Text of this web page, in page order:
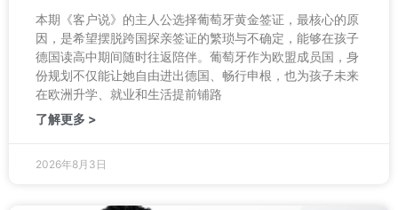
本期《客户说》的主人公选择葡萄牙黄金签证，最核心的原
因，是希望摆脱跨国探亲签证的繁琐与不确定，能够在孩子
德国读高中期间随时往返陪伴。葡萄牙作为欧盟成员国，身
份规划不仅能让她自由进出德国、畅行申根，也为孩子未来
在欧洲升学、就业和生活提前铺路
了解更多 >
2026年8月3日